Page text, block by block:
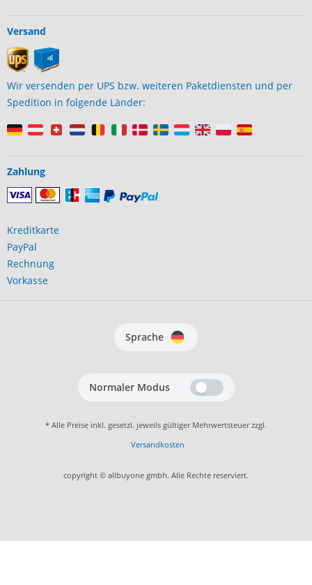
Versand
Wir versenden per UPS bzw. weiteren Paketdiensten und per
Spedition in folgende Länder:
Zahlung
Kreditkarte
PayPal
Rechnung
Vorkasse
Sprache
Normaler Modus
* Alle Preise inkl. gesetzl. jeweils gültiger Mehrwertsteuer zzgl.
Versandkosten
copyright © allbuyone gmbh. Alle Rechte reserviert.